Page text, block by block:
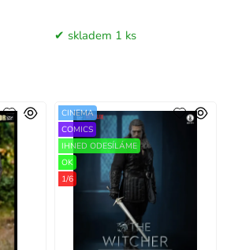
skladem 1 ks
CINEMA
COMICS
IHNED ODESÍLÁME
OK
1/6